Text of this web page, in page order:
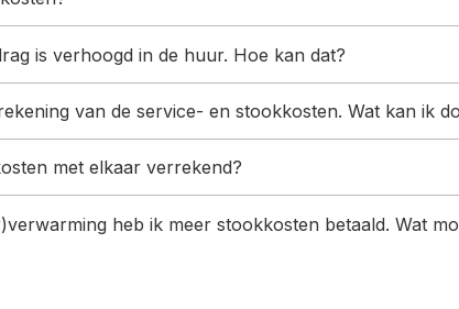
is verhoogd in de huur. Hoe kan dat?
van de service- en stookkosten. Wat kan ik
met elkaar verrekend?
heb ik meer stookkosten betaald. Wat